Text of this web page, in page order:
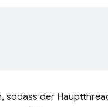
sodass der